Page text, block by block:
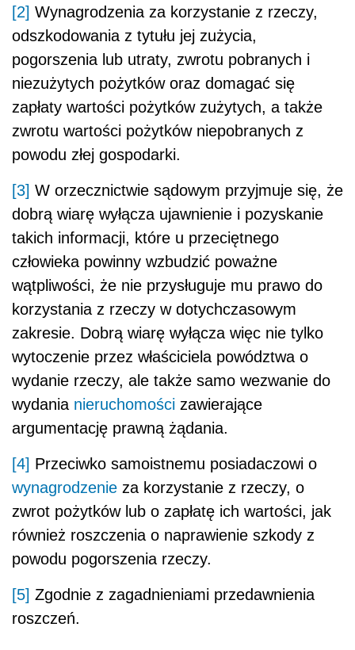
[2] Wynagrodzenia za korzystanie z rzeczy,
odszkodowania z tytułu jej zużycia,
pogorszenia lub utraty, zwrotu pobranych i
niezużytych pożytków oraz domagać się
zapłaty wartości pożytków zużytych, a także
zwrotu wartości pożytków niepobranych z
powodu złej gospodarki.
[3] W orzecznictwie sądowym przyjmuje się, że
dobrą wiarę wyłącza ujawnienie i pozyskanie
takich informacji, które u przeciętnego
człowieka powinny wzbudzić poważne
wątpliwości, że nie przysługuje mu prawo do
korzystania z rzeczy w dotychczasowym
zakresie. Dobrą wiarę wyłącza więc nie tylko
wytoczenie przez właściciela powództwa o
wydanie rzeczy, ale także samo wezwanie do
wydania nieruchomości zawierające
argumentację prawną żądania.
[4] Przeciwko samoistnemu posiadaczowi o
wynagrodzenie za korzystanie z rzeczy, o
zwrot pożytków lub o zapłatę ich wartości, jak
również roszczenia o naprawienie szkody z
powodu pogorszenia rzeczy.
[5] Zgodnie z zagadnieniami przedawnienia
roszczeń.